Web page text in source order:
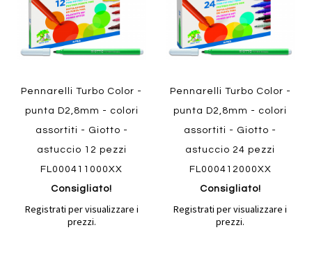
Pennarelli Turbo Color -
punta D2,8mm - colori
assortiti - Giotto -
astuccio 12 pezzi
FL000411000XX
Consigliato!
Registrati per visualizzare i
prezzi.
Pennarelli Turbo Color -
punta D2,8mm - colori
assortiti - Giotto -
astuccio 24 pezzi
FL000412000XX
Consigliato!
Registrati per visualizzare i
prezzi.